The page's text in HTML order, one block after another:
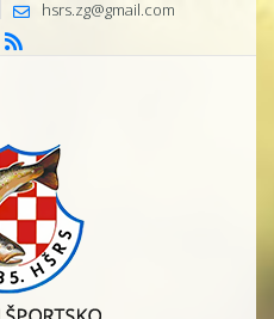
hsrs.zg@gmail.com